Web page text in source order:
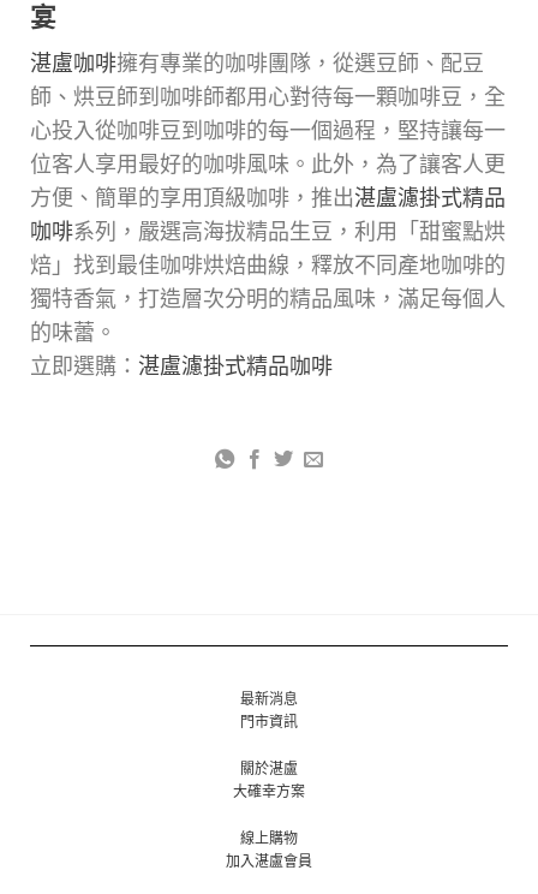
宴
湛盧咖啡擁有專業的咖啡團隊，從選豆師、配豆
師、烘豆師到咖啡師都用心對待每一顆咖啡豆，全
心投入從咖啡豆到咖啡的每一個過程，堅持讓每一
位客人享用最好的咖啡風味。此外，為了讓客人更
方便、簡單的享用頂級咖啡，推出湛盧濾掛式精品
咖啡系列，嚴選高海拔精品生豆，利用「甜蜜點烘
焙」找到最佳咖啡烘焙曲線，釋放不同產地咖啡的
獨特香氣，打造層次分明的精品風味，滿足每個人
的味蕾。
立即選購： 湛盧濾掛式精品咖啡
最新消息
門市資訊
關於湛盧
大確幸方案
線上購物
加入湛盧會員